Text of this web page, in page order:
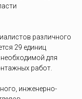
различного
29 единиц
для
работ.
инженерно-